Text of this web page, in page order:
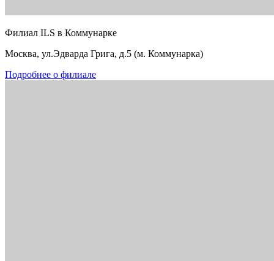
Филиал ILS в Коммунарке
Москва, ул.Эдварда Грига, д.5 (м. Коммунарка)
Подробнее о филиале